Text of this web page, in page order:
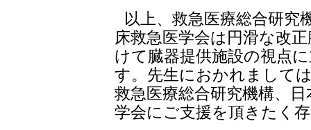
以上、救急医療総合研究
床救急医学会は円滑な改
けて臓器提供施設の視点
す。先生におかれまして
救急医療総合研究機構、
学会にご支援を頂きたく